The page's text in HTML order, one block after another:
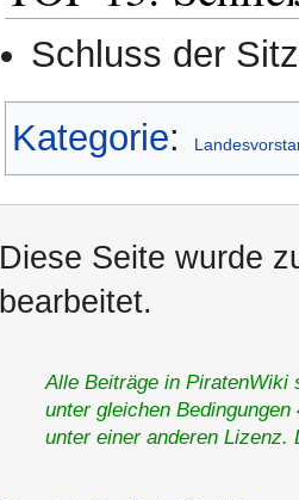
Schluss der
Kategorie:
Diese Seite wurde
bearbeitet.
Alle Beiträge in PiratenWiki
unter gleichen
unter einer anderen